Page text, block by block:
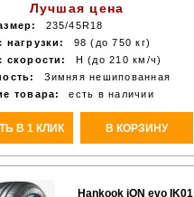
Лучшая цена
235/45R18
нагрузки:
98 (до 750 кг)
скорости:
H (до 210 км/ч)
Зимняя нешипованная
товара:
есть в наличии
В 1 КЛИК В КОРЗИНУ
Hankook iON evo IK01